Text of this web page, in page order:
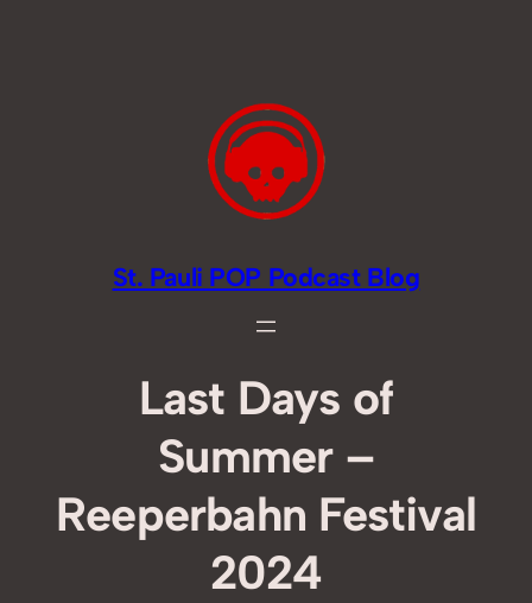
St. Pauli POP Podcast Blog
Last Days of
Summer –
Reeperbahn Festival
2024